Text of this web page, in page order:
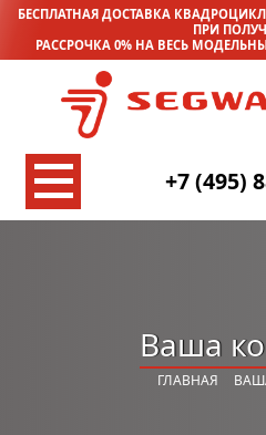
БЕСПЛАТНАЯ ДОСТАВКА
ПРИ
РАССРОЧКА 0% НА ВЕСЬ
+7 (495)
Ваша
ГЛАВНАЯ